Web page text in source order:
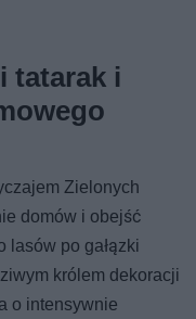
tatarak i
Zielonych
domów i obejść
lasów po gałązki
królem dekoracji
o intensywnie